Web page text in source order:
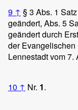
9 ↑ § 3 Abs. 1
geändert, Abs. 5
geändert durch
der
Lennestadt vom 7.
10 ↑ Nr. 1.